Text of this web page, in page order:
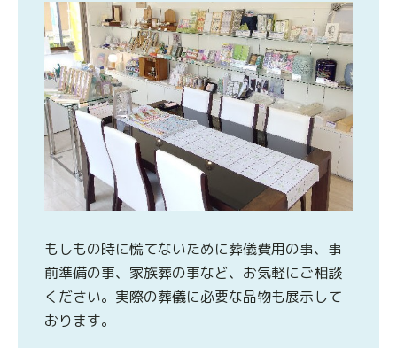
もしもの時に慌てないために葬儀費用の事、事
前準備の事、家族葬の事など、お気軽にご相談
ください。実際の葬儀に必要な品物も展示して
おります。